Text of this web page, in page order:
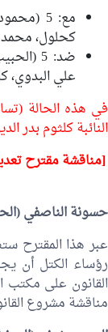
مع: 5 (محمود قويعة،
كحلول،
ضد: 5 (
علي البدوي،
في هذه الحالة
النائبةكلثوم بدر
[مناقشة
حسونة الناصفي
عبر هذا المقترح
رؤساء الكتل أن
القانون على مكتب
مناقشة مشروع